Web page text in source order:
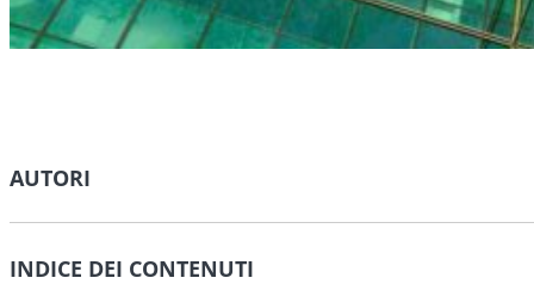
AUTORI
INDICE DEI CONTENUTI